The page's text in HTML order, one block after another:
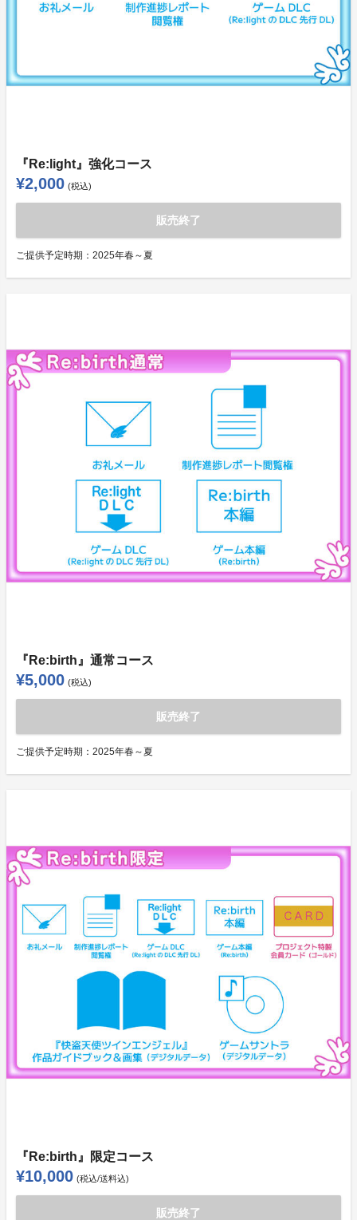
『Re:light』強化コース
¥2,000 (税込)
販売終了
ご提供予定時期： 2025年春～夏
『Re:birth』通常コース
¥5,000 (税込)
販売終了
ご提供予定時期： 2025年春～夏
『Re:birth』限定コース
¥10,000 (税込/送料込)
販売終了